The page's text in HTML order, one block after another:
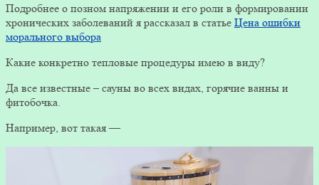
Подробнее о позном напряжении и его роли в формировании
хронических заболеваний я рассказал в статье Цена ошибки
морального выбора
Какие конкретно тепловые процедуры имею в виду?
Да все известные – сауны во всех видах, горячие ванны и
фитобочка.
Например, вот такая —